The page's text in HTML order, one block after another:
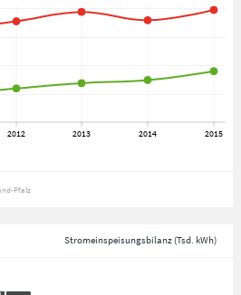
Pfalz
Stromeinspeisungsbilanz (Tsd. kWh)